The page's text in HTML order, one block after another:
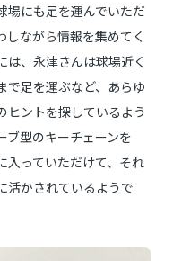
場にも足を運んでいただ
しながら情報を集めてく
は、永津さんは球場近く
で足を運ぶなど、あらゆ
ヒントを探しているよう
ブ型のキーチェーンを
入っていただけて、それ
活かされているようで